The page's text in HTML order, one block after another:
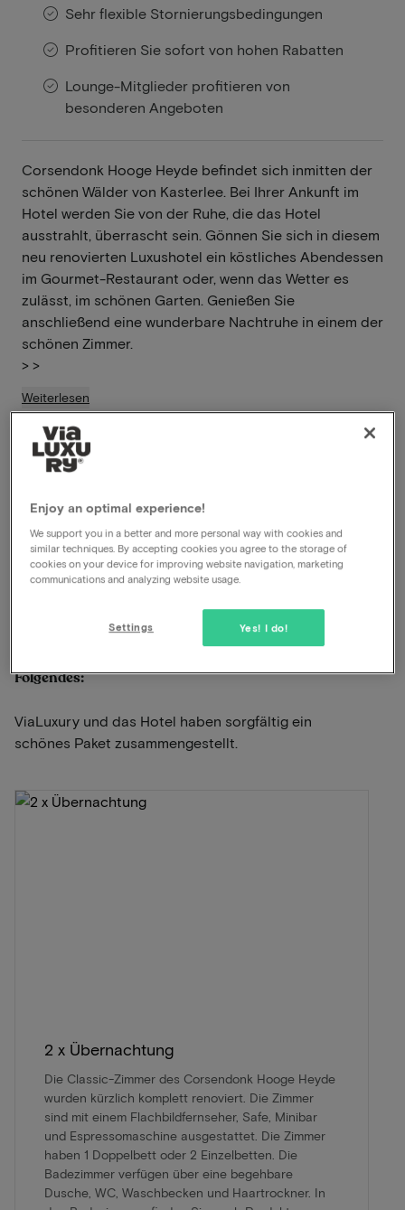
Sehr flexible Stornierungsbedingungen
Profitieren Sie sofort von hohen Rabatten
Lounge-Mitglieder profitieren von
besonderen Angeboten
Corsendonk Hooge Heyde befindet sich inmitten der
schönen Wälder von Kasterlee. Bei Ihrer Ankunft im
Hotel werden Sie von der Ruhe, die das Hotel
ausstrahlt, überrascht sein. Gönnen Sie sich in diesem
neu renovierten Luxushotel ein köstliches Abendessen
im Gourmet-Restaurant oder, wenn das Wetter es
zulässt, im schönen Garten. Genießen Sie
anschließend eine wunderbare Nachtruhe in einem der
schönen Zimmer.
> >
Weiterlesen
Inklusive Frühstück
Fahrradverleih inklusive
Unbegrenzte Nutzung des Wellnessbereichs
Später Check-out
Ausgezeichnetes Restaurant
Folgendes:
ViaLuxury und das Hotel haben sorgfältig ein
schönes Paket zusammengestellt.
2 x Übernachtung
Die Classic-Zimmer des Corsendonk Hooge Heyde
wurden kürzlich komplett renoviert. Die Zimmer
sind mit einem Flachbildfernseher, Safe, Minibar
und Espressomaschine ausgestattet. Die Zimmer
haben 1 Doppelbett oder 2 Einzelbetten. Die
Badezimmer verfügen über eine begehbare
Dusche, WC, Waschbecken und Haartrockner. In
Enjoy an optimal experience!
We support you in a better and more personal way with cookies and
similar techniques. By accepting cookies you agree to the storage of
cookies on your device for improving website navigation, marketing
communications and analyzing website usage.
Yes! I do!
Settings